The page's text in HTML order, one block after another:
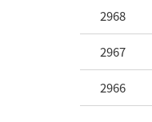
2968
2967
2966